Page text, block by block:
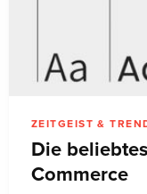
ZEITGEIST &
Die
Commerce